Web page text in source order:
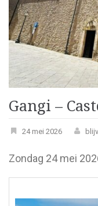
Gangi –
24 mei 2026
Zondag 24 mei